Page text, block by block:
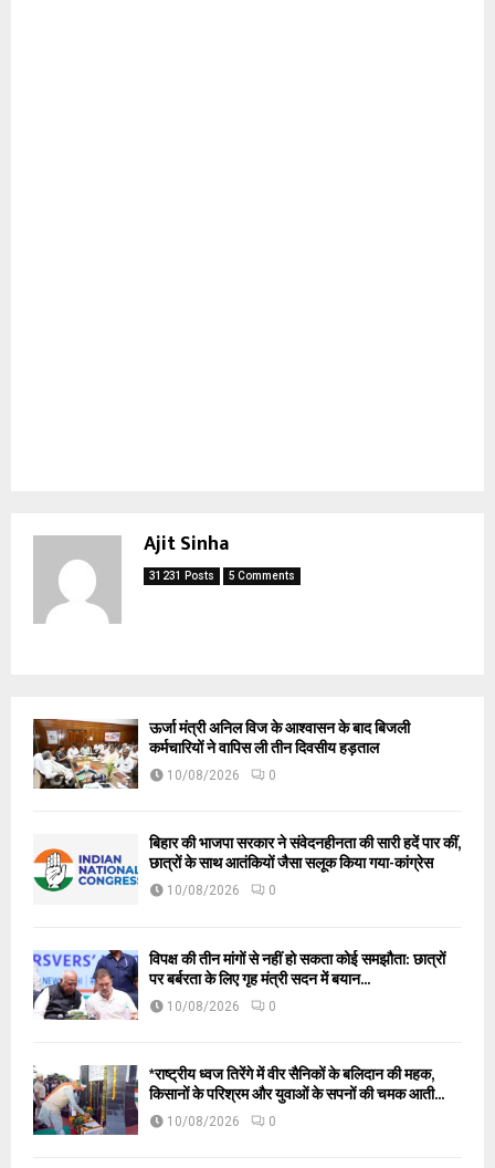
Ajit Sinha
31231 Posts 5 Comments
ऊर्जा मंत्री अनिल विज के आश्वासन के बाद बिजली
कर्मचारियों ने वापिस ली तीन दिवसीय हड़ताल
10/08/2026 0
बिहार की भाजपा सरकार ने संवेदनहीनता की सारी हदें पार कीं,
छात्रों के साथ आतंकियों जैसा सलूक किया गया-कांग्रेस
10/08/2026 0
विपक्ष की तीन मांगों से नहीं हो सकता कोई समझौता: छात्रों
पर बर्बरता के लिए गृह मंत्री सदन में बयान...
10/08/2026 0
*राष्ट्रीय ध्वज तिरेंगे में वीर सैनिकों के बलिदान की महक,
किसानों के परिश्रम और युवाओं के सपनों की चमक आती...
10/08/2026 0